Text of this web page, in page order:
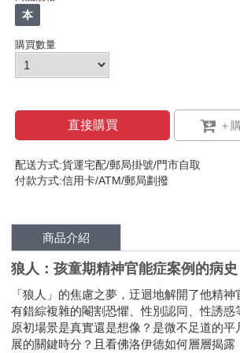
本
購買數量
直接購買
配送方式:貨運宅配/郵局掛號/門市自取
付款方式:信用卡/ATM/郵局劃撥
商品介紹
狼人：孩童期精神官能症案例的病史
「狼人」的焦慮之夢，迂迴地解開了他精
有錯綜複雜的閹割恐懼、性別認同、性誘惑
原初場景是真實還是想像？是微不足道的平
展的關鍵時分？且看佛洛伊德如何層層揭露